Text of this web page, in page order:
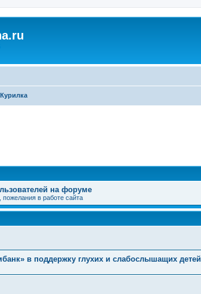
Курилка
на форуме
в работе сайта
в поддержку глухих и слабослышащих детей